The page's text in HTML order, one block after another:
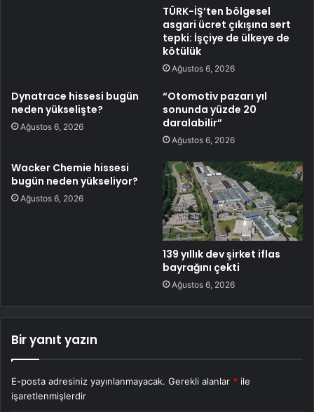
TÜRK-İŞ’ten bölgesel
asgari ücret çıkışına sert
tepki: İşçiye de ülkeye de
kötülük
Ağustos 6, 2026
Dynatrace hissesi bugün
neden yükselişte?
Ağustos 6, 2026
“Otomotiv pazarı yıl
sonunda yüzde 20
daralabilir”
Ağustos 6, 2026
Wacker Chemie hissesi
bugün neden yükseliyor?
Ağustos 6, 2026
139 yıllık dev şirket iflas
bayrağını çekti
Ağustos 6, 2026
Bir yanıt yazın
E-posta adresiniz yayınlanmayacak. Gerekli alanlar * ile
işaretlenmişlerdir